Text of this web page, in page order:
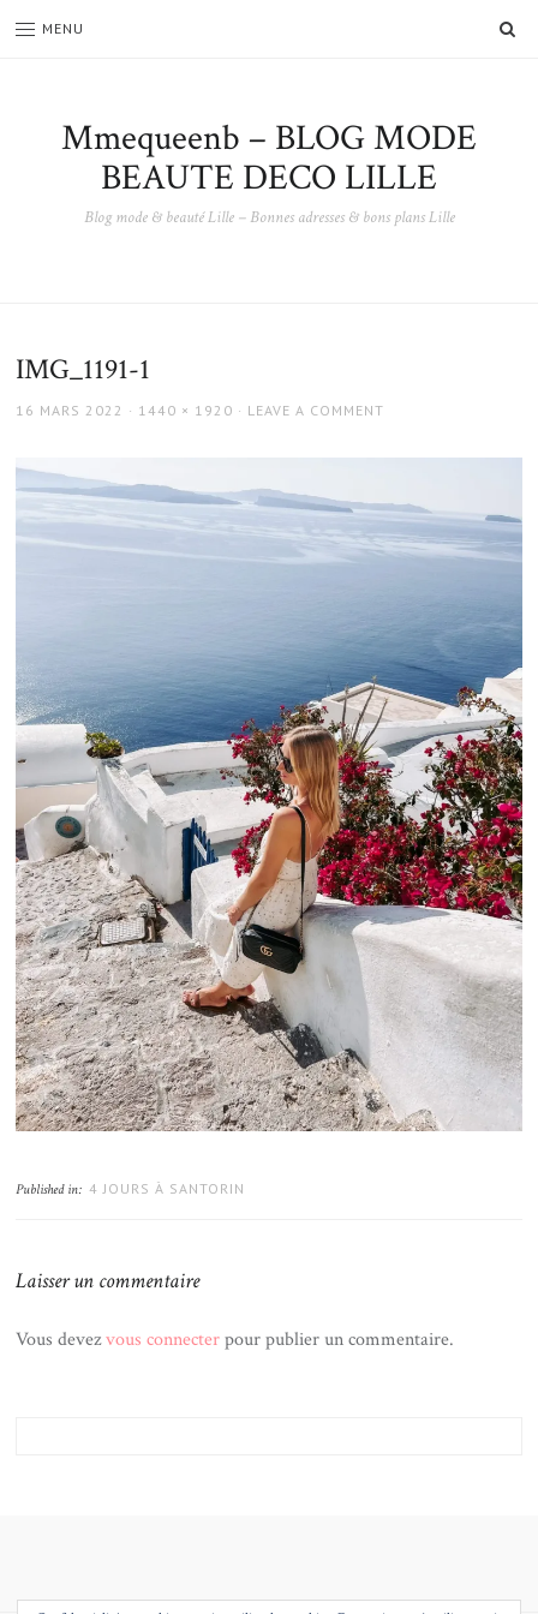
MENU
Mmequeenb – BLOG MODE
BEAUTE DECO LILLE
Blog mode & beauté Lille – Bonnes adresses & bons plans Lille
IMG_1191-1
POSTED
16 MARS 2022
FULL
1440 × 1920 LEAVE A COMMENT
Published in: 4 JOURS À SANTORIN
Laisser un commentaire
Vous devezvous connecterpour publier un commentaire.